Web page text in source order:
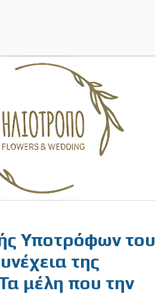
Υποτρόφων του
της
μέλη που την